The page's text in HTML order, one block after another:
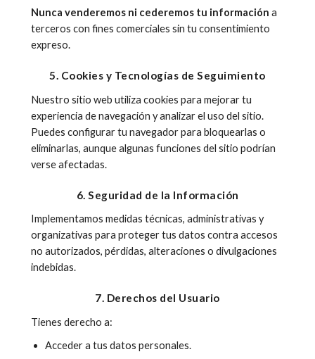
Nunca venderemos ni cederemos tu información a
terceros con fines comerciales sin tu consentimiento
expreso.
5. Cookies y Tecnologías de Seguimiento
Nuestro sitio web utiliza cookies para mejorar tu
experiencia de navegación y analizar el uso del sitio.
Puedes configurar tu navegador para bloquearlas o
eliminarlas, aunque algunas funciones del sitio podrían
verse afectadas.
6. Seguridad de la Información
Implementamos medidas técnicas, administrativas y
organizativas para proteger tus datos contra accesos
no autorizados, pérdidas, alteraciones o divulgaciones
indebidas.
7. Derechos del Usuario
Tienes derecho a:
Acceder a tus datos personales.